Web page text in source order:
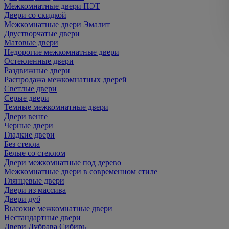
Межкомнатные двери ПЭТ
Двери со скидкой
Межкомнатные двери Эмалит
Двустворчатые двери
Матовые двери
Недорогие межкомнатные двери
Остекленные двери
Раздвижные двери
Распродажа межкомнатных дверей
Светлые двери
Серые двери
Темные межкомнатные двери
Двери венге
Черные двери
Гладкие двери
Без стекла
Белые со стеклом
Двери межкомнатные под дерево
Межкомнатные двери в современном стиле
Глянцевые двери
Двери из массива
Двери дуб
Высокие межкомнатные двери
Нестандартные двери
Двери Дубрава Сибирь